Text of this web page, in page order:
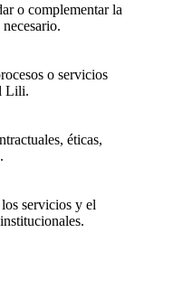
o complementar la
o servicios
Lili.
éticas,
servicios y el